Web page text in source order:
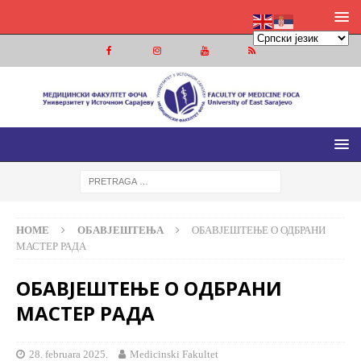
МЕДИЦИНСКИ ФАКУЛТЕТ ФОЧА
МЕДИЦИНСКИ ФАКУЛТЕТ УНИВЕРЗИТЕТА У ИСТОЧНОМ
HOME ОБАВЈЕШТЕЊА
ОБАВЈЕШТЕЊЕ О ОДБРАНИ
МАСТЕР РАДА
ОБАВЈЕШТЕЊЕ О ОДБРАНИ
МАСТЕР РАДА
28. februara 2025. Medicinski Fakultet